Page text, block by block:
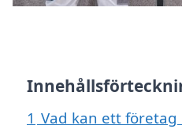
1 Vad kan ett